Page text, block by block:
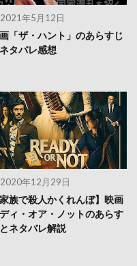
2021年5月12日
「ザ・ハント」のあらすじ
タバレ感想
2020年12月29日
家族で殺人かくれんぼ】映画
ィ・オア・ノットのあらす
ネタバレ解説